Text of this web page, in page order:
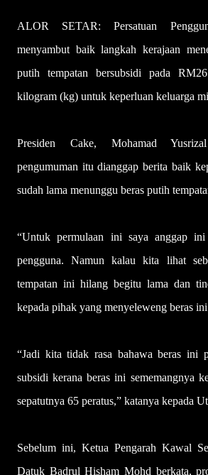
ALOR SETAR: Persatuan
menyambut baik langkah kerajaan
putih tempatan bersubsidi pada
kilogram (kg) untuk keperluan keluarga
Presiden Cake, Mohamad
pengumuman itu dianggap berita baik
sudah lama menunggu beras putih
“Untuk permulaan ini saya anggap
pengguna. Namun kalau kita lihat
tempatan ini hilang begitu lama dan
kepada pihak yang menyeleweng beras
“Jadi kita tidak rasa bahawa beras ini
subsidi kerana beras ini sememangnya
sepatutnya 65 peratus,” katanya kepada
Sebelum ini, Ketua Pengarah Kawal
Datuk Badrul Hisham Mohd berkata,